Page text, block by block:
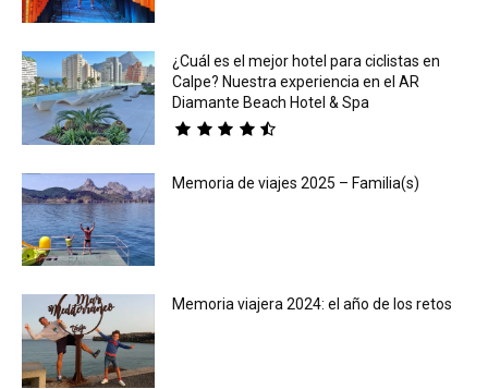
¿Cuál es el mejor hotel para ciclistas en
Calpe? Nuestra experiencia en el AR
Diamante Beach Hotel & Spa
Memoria de viajes 2025 – Familia(s)
Memoria viajera 2024: el año de los retos